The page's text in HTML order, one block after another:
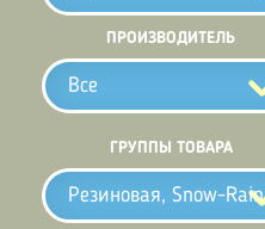
ПРОИЗВОДИТЕЛЬ
Все
ГРУППЫ ТОВАРА
Резиновая, Snow-Rain